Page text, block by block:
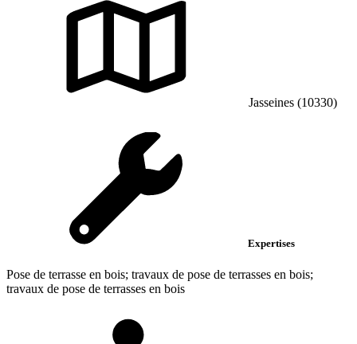
Jasseines (10330)
Expertises
Pose de terrasse en bois; travaux de pose de terrasses en bois;
travaux de pose de terrasses en bois